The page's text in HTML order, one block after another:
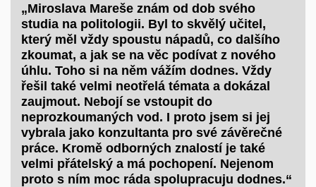
„Miroslava Mareše znám od dob svého
studia na politologii. Byl to skvělý učitel,
který měl vždy spoustu nápadů, co dalšího
zkoumat, a jak se na věc podívat z nového
úhlu. Toho si na něm vážím dodnes. Vždy
řešil také velmi neotřelá témata a dokázal
zaujmout. Nebojí se vstoupit do
neprozkoumaných vod. I proto jsem si jej
vybrala jako konzultanta pro své závěrečné
práce. Kromě odborných znalostí je také
velmi přátelský a má pochopení. Nejenom
proto s ním moc ráda spolupracuju dodnes.“